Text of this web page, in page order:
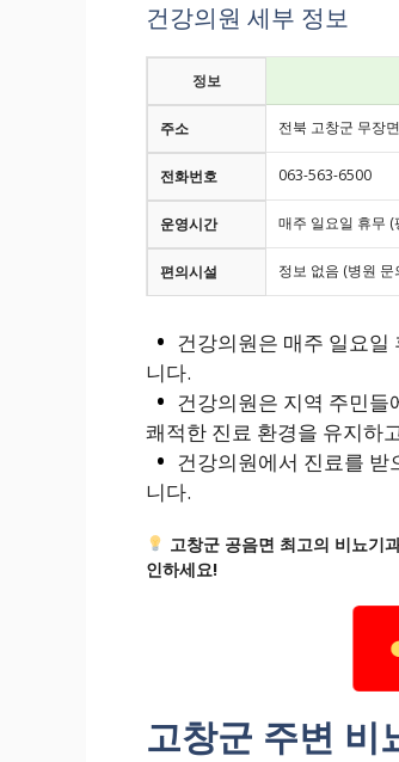
건강의원 세부 정보
정보
주소 전북 고창군 무장
전화번호 063-563-6500
운영시간 매주 일요일 휴무
편의시설 정보 없음 (병원 문
건강의원은 매주 일요일
니다.
건강의원은 지역 주민들
쾌적한 진료 환경을 유지하
건강의원에서 진료를 받
니다.
고창군 공음면 최고의 비뇨기
인하세요!
고창군 주변 비